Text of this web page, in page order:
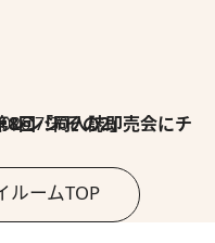
「同人誌即売会にチャレンジ その2」
ルームTOP